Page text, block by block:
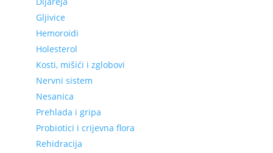
Gljivice
Hemoroidi
Holesterol
Kosti, mišići i zglobovi
Nervni sistem
Nesanica
Prehlada i gripa
Probiotici i crijevna flora
Rehidracija